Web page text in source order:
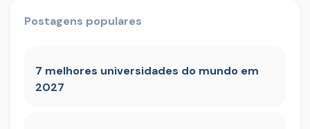
Postagens populares
7 melhores universidades do mundo em
2027